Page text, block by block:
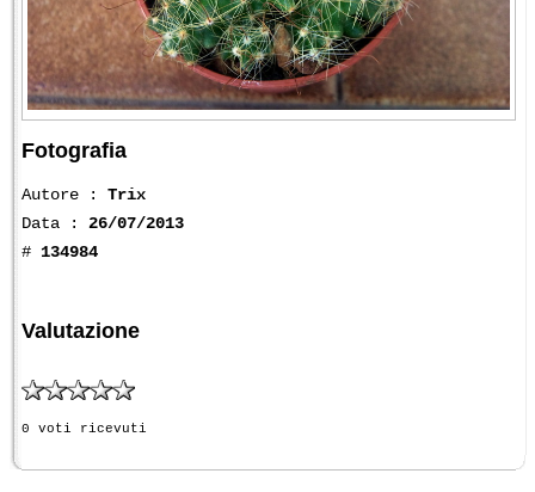
Fotografia
Autore : Trix
Data : 26/07/2013
# 134984
Valutazione
0 voti ricevuti